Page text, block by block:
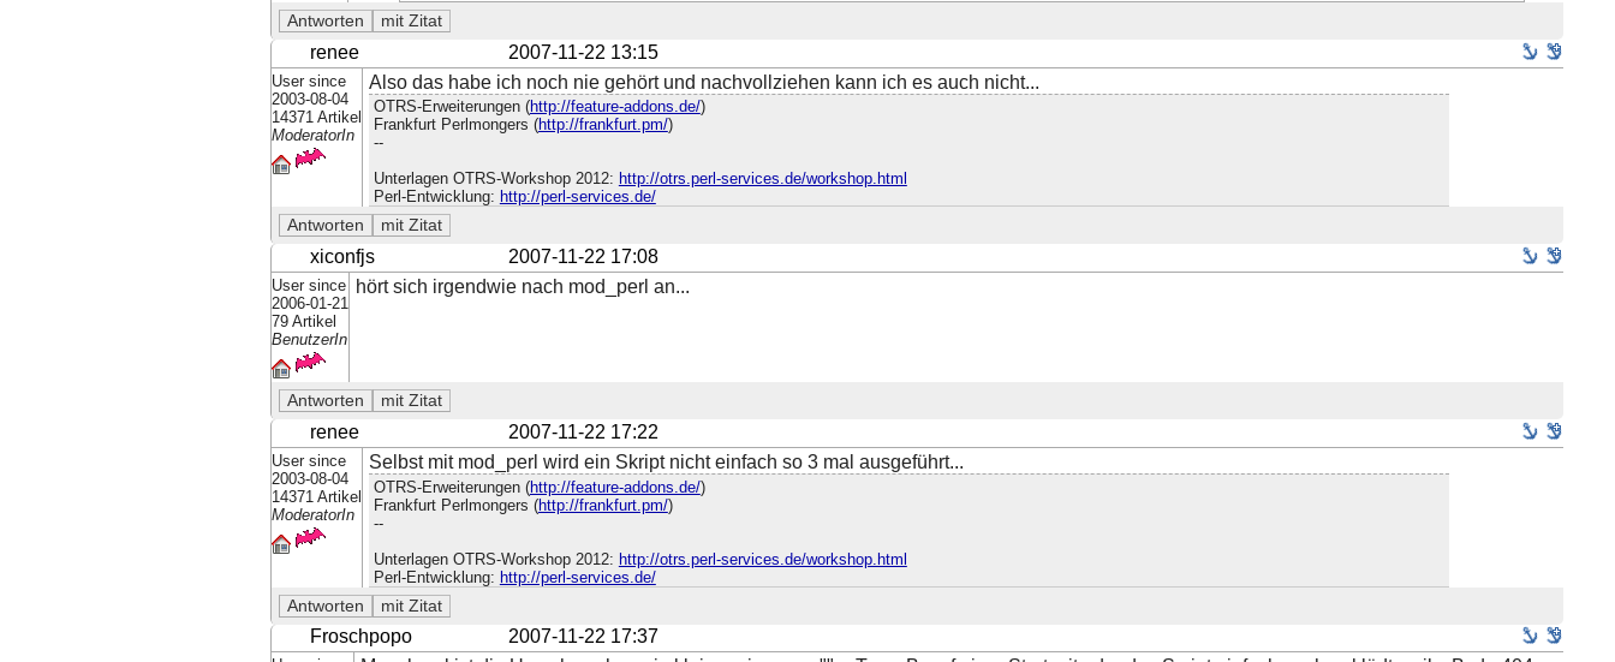
renee 2007-11-22 13:15
User since
2003-08-04
14371 Artikel
ModeratorIn
Also das habe ich noch nie gehört und nachvollziehen kann ich es auch nicht...
OTRS-Erweiterungen (http://feature-addons.de/)
Frankfurt Perlmongers (http://frankfurt.pm/)
--
Unterlagen OTRS-Workshop 2012: http://otrs.perl-services.de/workshop.html
Perl-Entwicklung: http://perl-services.de/
xiconfjs 2007-11-22 17:08
User since
2006-01-21
79 Artikel
BenutzerIn
hört sich irgendwie nach mod_perl an...
renee 2007-11-22 17:22
User since
2003-08-04
14371 Artikel
ModeratorIn
Selbst mit mod_perl wird ein Skript nicht einfach so 3 mal ausgeführt...
OTRS-Erweiterungen (http://feature-addons.de/)
Frankfurt Perlmongers (http://frankfurt.pm/)
--
Unterlagen OTRS-Workshop 2012: http://otrs.perl-services.de/workshop.html
Perl-Entwicklung: http://perl-services.de/
Froschpopo 2007-11-22 17:37